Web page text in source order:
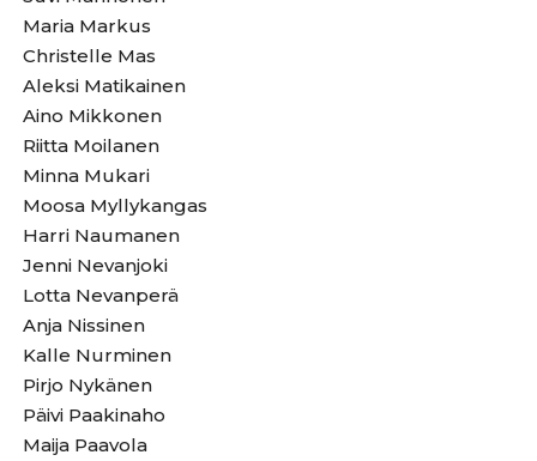
Maria Markus
Christelle Mas
Aleksi Matikainen
Aino Mikkonen
Riitta Moilanen
Minna Mukari
Moosa Myllykangas
Harri Naumanen
Jenni Nevanjoki
Lotta Nevanperä
Anja Nissinen
Kalle Nurminen
Pirjo Nykänen
Päivi Paakinaho
Maija Paavola